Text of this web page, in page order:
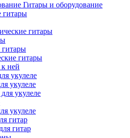
Гитары и оборудование
гитары
гитары
гитары
гитары
к ней
укулеле
укулеле
укулеле
укулеле
гитар
гитар